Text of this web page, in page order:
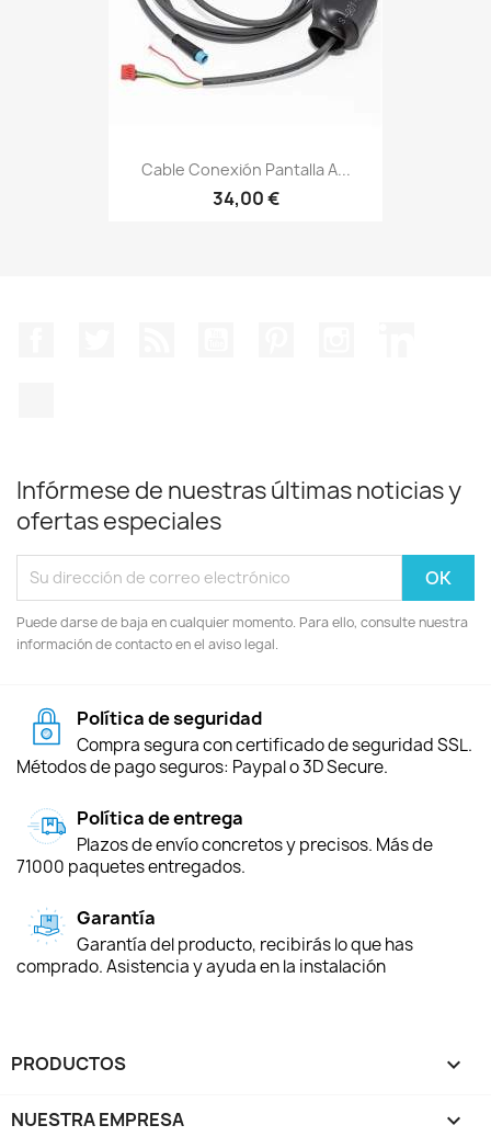
Cable Conexión Pantalla A...
34,00 €
Infórmese de nuestras últimas noticias y
ofertas especiales
Puede darse de baja en cualquier momento. Para ello, consulte nuestra
información de contacto en el aviso legal.
Política de seguridad
Compra segura con certificado de seguridad SSL.
Métodos de pago seguros: Paypal o 3D Secure.
Política de entrega
Plazos de envío concretos y precisos. Más de
71000 paquetes entregados.
Garantía
Garantía del producto, recibirás lo que has
comprado. Asistencia y ayuda en la instalación
PRODUCTOS 
NUESTRA EMPRESA 